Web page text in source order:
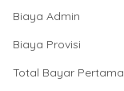
Biaya Admin
Biaya Provisi
Total Bayar Pertama